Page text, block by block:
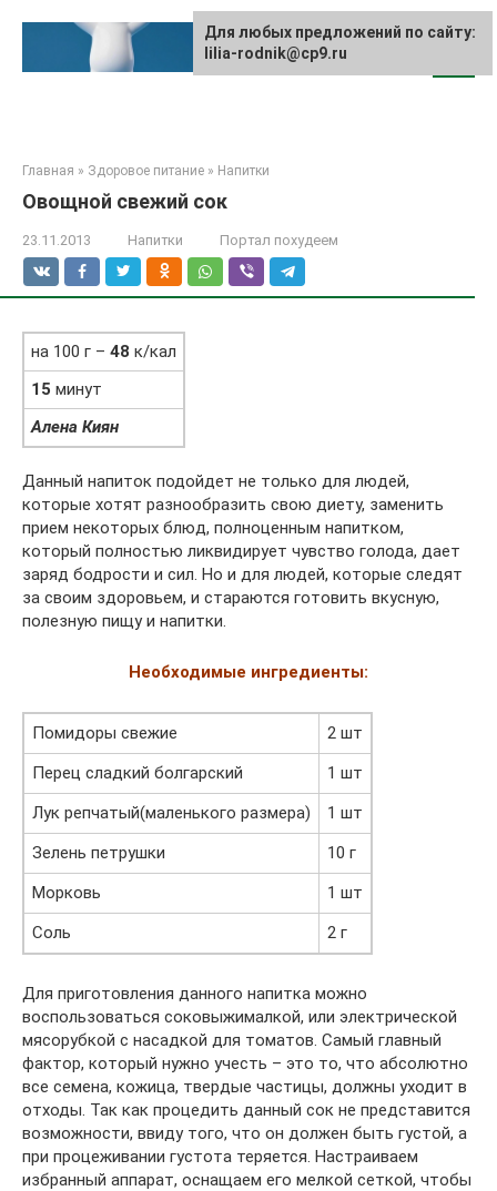
Главная » Здоровое питание » Напитки
Овощной свежий сок
23.11.2013 Напитки Портал похудеем
на 100 г – 48 к/кал
15 минут
Алена Киян
Данный напиток подойдет не только для людей,
которые хотят разнообразить свою диету, заменить
прием некоторых блюд, полноценным напитком,
который полностью ликвидирует чувство голода, дает
заряд бодрости и сил. Но и для людей, которые следят
за своим здоровьем, и стараются готовить вкусную,
полезную пищу и напитки.
Необходимые ингредиенты:
Помидоры свежие
2 шт
Перец сладкий болгарский
1 шт
Лук репчатый(маленького размера)
1 шт
Зелень петрушки
10 г
Морковь
1 шт
Соль
2 г
Для приготовления данного напитка можно
воспользоваться соковыжималкой, или электрической
мясорубкой с насадкой для томатов. Самый главный
фактор, который нужно учесть – это то, что абсолютно
все семена, кожица, твердые частицы, должны уходит в
отходы. Так как процедить данный сок не представится
возможности, ввиду того, что он должен быть густой, а
при процеживании густота теряется. Настраиваем
избранный аппарат, оснащаем его мелкой сеткой, чтобы
Для любых предложений по сайту:
lilia-rodnik@cp9.ru